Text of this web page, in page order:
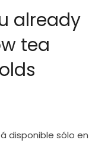
already
tea
disponible sólo en